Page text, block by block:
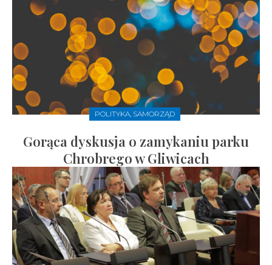
POLITYKA, SAMORZĄD
Gorąca dyskusja o zamykaniu parku
Chrobrego w Gliwicach